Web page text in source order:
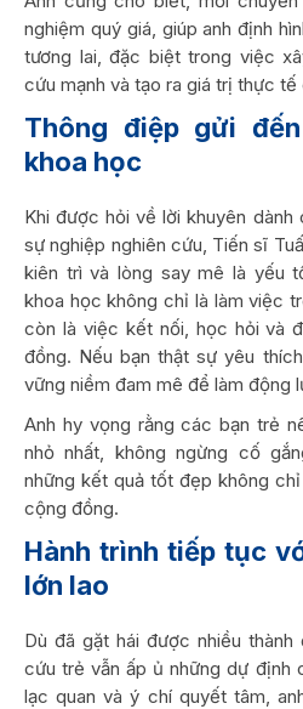
nghiệm quý giá, giúp anh định
tương lai, đặc biệt trong việc
cứu mạnh và tạo ra giá trị thực
Thông điệp gửi
khoa học
Khi được hỏi về lời khuyên
sự nghiệp nghiên cứu, Tiến sĩ
kiên trì và lòng say mê là yếu
khoa học không chỉ là làm việc
còn là việc kết nối, học hỏi và
đồng. Nếu bạn thật sự yêu
vững niềm đam mê để làm động
Anh hy vọng rằng các bạn trẻ
nhỏ nhất, không ngừng cố
những kết quả tốt đẹp không
cộng đồng.
Hành trình tiếp tục
lớn lao
Dù đã gặt hái được nhiều thành
cứu trẻ vẫn ấp ủ những dự định
lạc quan và ý chí quyết tâm,